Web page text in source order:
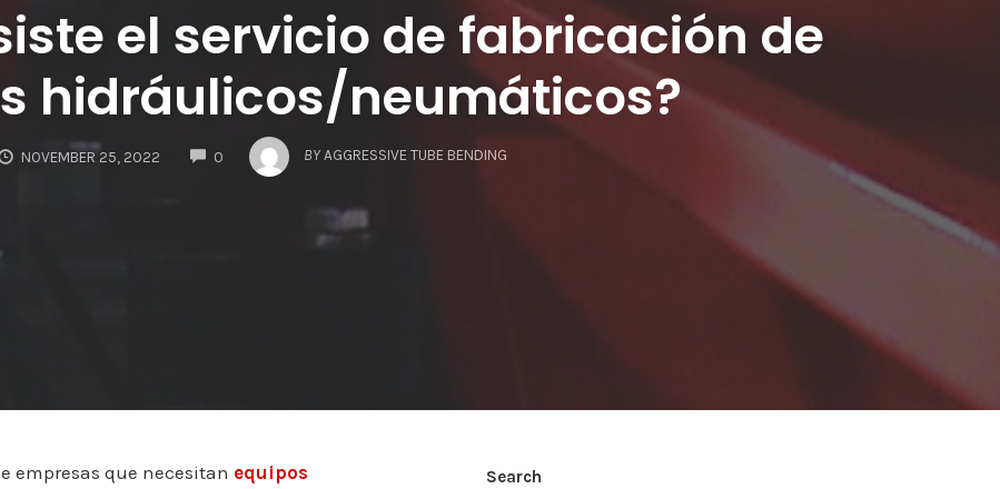
el servicio de fabricación de
hidráulicos/neumáticos?
NOVEMBER 25, 2022 0
COMMENTS
BY AGGRESSIVE TUBE BENDING
empresas que necesitan equipos
Search